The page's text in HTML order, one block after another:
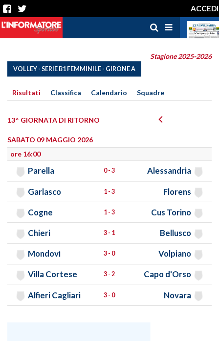
ACCEDI
Stagione 2025-2026
VOLLEY - SERIE B1 FEMMINILE - GIRONE A
Risultati Classifica Calendario Squadre
13^ GIORNATA DI RITORNO
SABATO 09 MAGGIO 2026
ore 16:00
Parella 0 - 3 Alessandria
Garlasco 1 - 3 Florens
Cogne 1 - 3 Cus Torino
Chieri 3 - 1 Bellusco
Mondovì 3 - 0 Volpiano
Villa Cortese 3 - 2 Capo d'Orso
Alfieri Cagliari 3 - 0 Novara